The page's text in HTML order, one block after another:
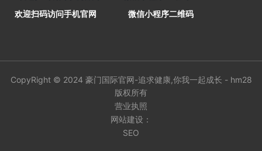
欢迎扫码访问手机官网 微信小程序二维码
CopyRight © 2024 豪门国际官网-追求健康,你我一起成长 - hm28
版权所有
营业执照
网站建设：
SEO